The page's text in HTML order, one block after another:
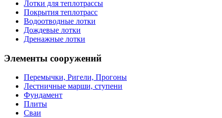
Лотки для теплотрассы
Покрытия теплотрасс
Водоотводные лотки
Дождевые лотки
Дренажные лотки
Элементы сооружений
Перемычки, Ригели, Прогоны
Лестничные марши, ступени
Фундамент
Плиты
Сваи